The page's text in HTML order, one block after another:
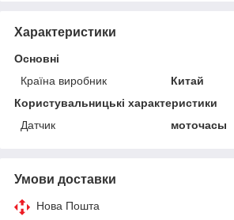
Характеристики
Основні
Країна виробник
Китай
Користувальницькі характеристики
Датчик
моточасы
Умови доставки
Нова Пошта